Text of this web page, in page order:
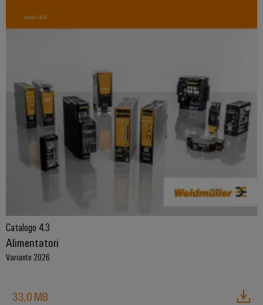
Catalogo 4.3
Alimentatori
Variante 2026
33,0 MB